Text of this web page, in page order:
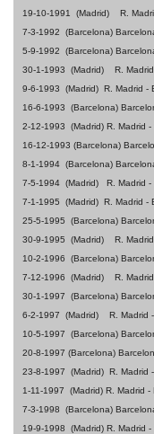
19-10-1991
(Madrid) R.
7-3-1992
(Barcelona)
5-9-1992
(Barcelona)
30-1-1993
(Madrid) R.
9-6-1993
(Madrid) R. Madrid -
16-6-1993
(Barcelona)
2-12-1993
(Madrid) R. Madrid -
16-12-1993 (Barcelona)
8-1-1994 (Barcelona)
7-5-1994 (Madrid) R. Madrid -
7-1-1995
(Madrid) R. Madrid -
25-5-1995
(Barcelona)
30-9-1995
(Madrid) R.
10-2-1996
(Barcelona)
7-12-1996
(Madrid) R.
30-1-1997
(Barcelona)
6-2-1997
(Madrid) R. Madrid
10-5-1997
(Barcelona)
20-8-1997 (Barcelona)
23-8-1997
(Madrid) R . Madrid
1-11-1997
(Madrid) R. Madrid -
7-3-1998
(Barcelona)
19-9-1998
(Madrid) R. Madrid -